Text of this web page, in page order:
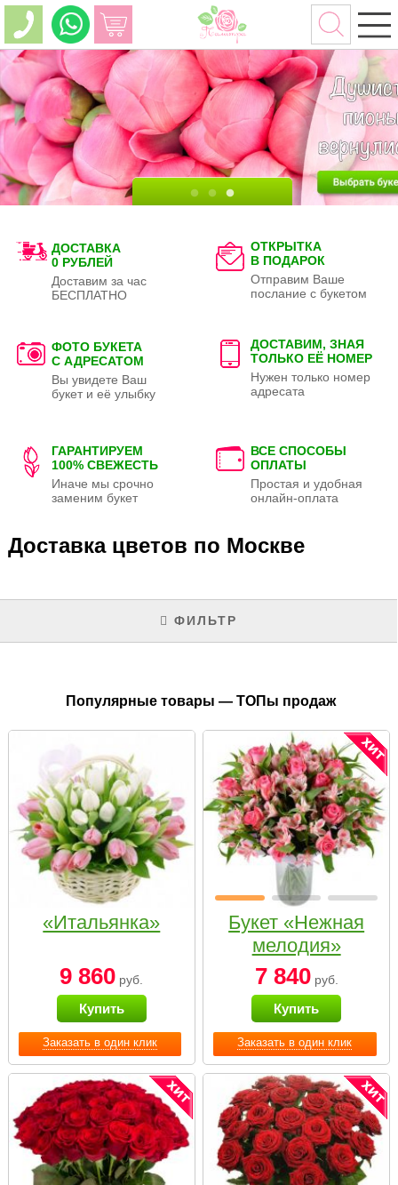
ДОСТАВКА
0 РУБЛЕЙ
Доставим за час
БЕСПЛАТНО
ОТКРЫТКА
В ПОДАРОК
Отправим Ваше
послание с букетом
ФОТО БУКЕТА
С АДРЕСАТОМ
Вы увидете Ваш
букет и её улыбку
ДОСТАВИМ, ЗНАЯ
ТОЛЬКО ЕЁ НОМЕР
Нужен только номер
адресата
ГАРАНТИРУЕМ
100% СВЕЖЕСТЬ
Иначе мы срочно
заменим букет
ВСЕ СПОСОБЫ
ОПЛАТЫ
Простая и удобная
онлайн-оплата
Доставка цветов по Москве
ФИЛЬТР
Популярные товары — ТОПы продаж
Заказать в один клик
«Итальянка»
9 860 руб.
Купить
Заказать в один клик
Букет «Нежная
мелодия»
7 840руб.
Купить